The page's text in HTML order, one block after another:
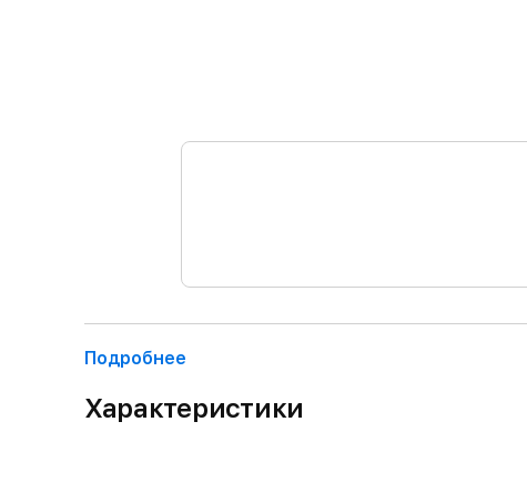
Подробнее
Характеристики